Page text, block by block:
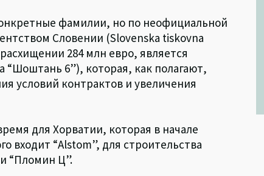
фамилии, но по неофициальной
Словении (Slovenska tiskovna
284 млн евро, является
“Шоштань 6”), которая, как полагают,
условий контрактов и увеличения
для Хорватии, которая в начале
входит “Alstom”, для строительства
“Пломин Ц”.